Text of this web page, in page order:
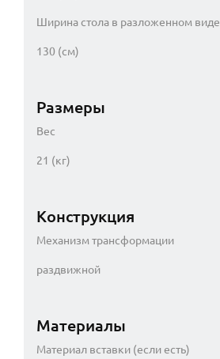
Ширина стола в разложенном виде
130 (см)
Размеры
Вес
21 (кг)
Конструкция
Механизм трансформации
раздвижной
Материалы
Материал вставки (если есть)